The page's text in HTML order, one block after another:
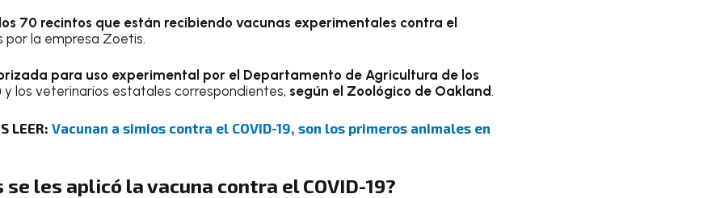
70 recintos que están recibiendo vacunas experimentales contra el
por la empresa Zoetis.
para uso experimental por el Departamento de Agricultura de los
y los veterinarios estatales correspondientes, según el Zoológico de Oakland.
LEER: Vacunan a simios contra el COVID-19, son los primeros animales en
les aplicó la vacuna contra el COVID-19?